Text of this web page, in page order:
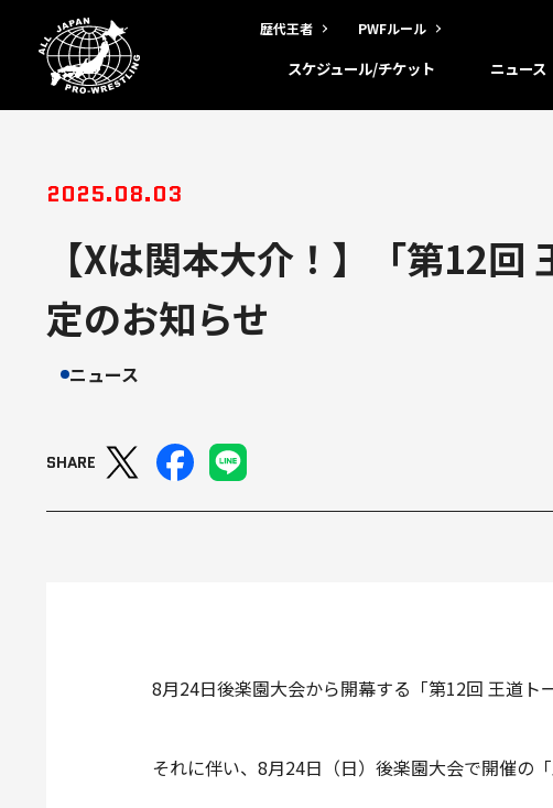
歴代王者 PWFルール
スケジュール/チケット ニュース
2025.08.03
【Xは関本大介！】「第12
定のお知らせ
ニュース
SHARE
8月24日後楽園大会から開幕する「第12回 王道ト
それに伴い、8月24日（日）後楽園大会で開催の